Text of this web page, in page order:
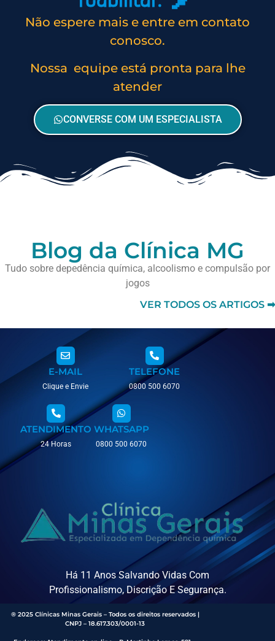
Não espere mais e entre em contato
conosco.
Nossa equipe está pronta para lhe
atender
CONVERSE COM UM ESPECIALISTA
Blog da Clínica MG
Tudo sobre depedência química, alcoolismo e compulsão por
jogos
VER TODOS OS ARTIGOS ➡
E-MAIL
Clique e Envie
TELEFONE
0800 500 6070
ATENDIMENTO
24 Horas
WHATSAPP
0800 500 6070
Há 11 Anos Salvando Vidas Com
Profissionalismo, Discrição E Segurança.
® 2025 Clínicas Minas Gerais – Todos os direitos reservados |
CNPJ – 18.617.303/0001-13